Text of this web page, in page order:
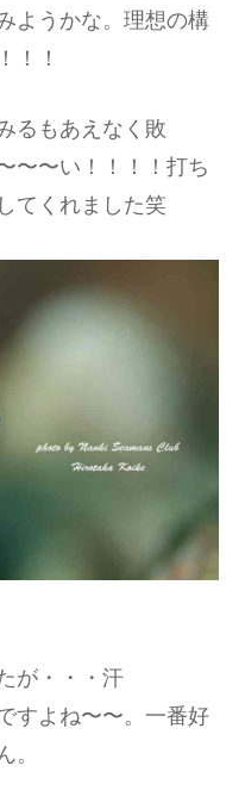
ようかな。理想の構
！！
るもあえなく敗
〜〜い！！！！打ち
てくれました笑
が・・・汗
すよね〜〜。一番好